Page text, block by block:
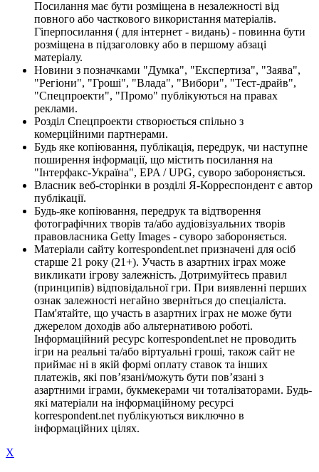
Посилання має бути розміщена в незалежності від
повного або часткового використання матеріалів.
Гіперпосилання ( для інтернет - видань) - повинна бути
розміщена в підзаголовку або в першому абзаці
матеріалу.
Новини з позначками "Думка", "Експертиза", "Заява",
"Регіони", "Гроші", "Влада", "Вибори", "Тест-драйв",
"Спецпроекти", "Промо" публікуються на правах
реклами.
Розділ Спецпроекти створюється спільно з
комерційними партнерами.
Будь яке копіювання, публікація, передрук, чи наступне
поширення інформації, що містить посилання на
"Інтерфакс-Україна", EPA / UPG, суворо забороняється.
Власник веб-сторінки в розділі Я-Корреспондент є автор
публікації.
Будь-яке копіювання, передрук та відтворення
фотографічних творів та/або аудіовізуальних творів
правовласника Getty Images - суворо забороняється.
Матеріали сайту korrespondent.net призначені для осіб
старше 21 року (21+). Участь в азартних іграх може
викликати ігрову залежність. Дотримуйтесь правил
(принципів) відповідальної гри. При виявленні перших
ознак залежності негайно зверніться до спеціаліста.
Пам'ятайте, що участь в азартних іграх не може бути
джерелом доходів або альтернативою роботі.
Інформаційний ресурс korrespondent.net не проводить
ігри на реальні та/або віртуальні гроші, також сайт не
приймає ні в якій формі оплату ставок та інших
платежів, які пов’язані/можуть бути пов’язані з
азартними іграми, букмекерами чи тоталізаторами. Будь-
які матеріали на інформаційному ресурсі
korrespondent.net публікуються виключно в
інформаційних цілях.
X